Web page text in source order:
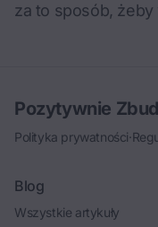
za to sposób, żeby
Pozytywnie
Polityka prywatności·
Blog
Wszystkie artykuły